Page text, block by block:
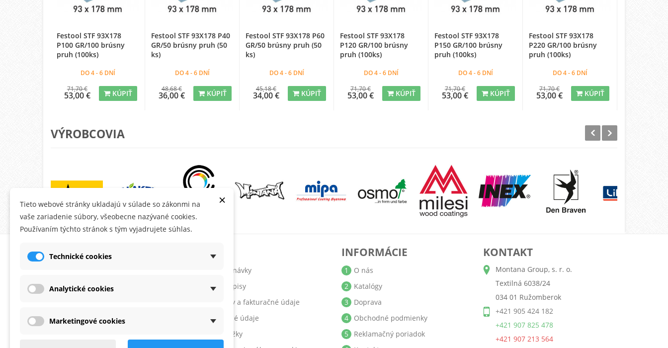
Festool STF 93X178
P100 GR/100 brúsny
pruh (100ks)
DO 4 - 6 DNÍ
71,70 €
53,00 € KÚPIŤ
Festool STF 93X178 P40
GR/50 brúsny pruh (50
ks)
DO 4 - 6 DNÍ
48,68 €
36,00 € KÚPIŤ
Festool STF 93X178 P60
GR/50 brúsny pruh (50
ks)
DO 4 - 6 DNÍ
45,18 €
34,00 € KÚPIŤ
Festool STF 93X178
P120 GR/100 brúsny
pruh (100ks)
DO 4 - 6 DNÍ
71,70 €
53,00 € KÚPIŤ
Festool STF 93X178
P150 GR/100 brúsny
pruh (100ks)
DO 4 - 6 DNÍ
71,70 €
53,00 € KÚPIŤ
Festool STF 93X178
P220 GR/100 brúsny
pruh (100ks)
DO 4 - 6 DNÍ
71,70 €
53,00 € KÚPIŤ
VÝROBCOVIA
O MONTANA.SK
Zaoberáme sa predajom fasádnych
ÚČET
Objednávky
Dobropisy
Adresy a fakturačné údaje
Osobné údaje
Poukážky
INFORMÁCIE
O nás
1
Katalógy
2
Doprava
3
Obchodné podmienky
4
Reklamačný poriadok
5
KONTAKT
Montana Group, s. r. o.
Textilná 6038/24
034 01 Ružomberok
+421 905 424 182
+421 907 825 478
+421 907 213 564
×
Tieto webové stránky ukladajú v súlade so zákonmi na
vaše zariadenie súbory, všeobecne nazývané cookies.
Používaním týchto stránok s tým vyjadrujete súhlas.
Technické cookies
Analytické cookies
Marketingové cookies